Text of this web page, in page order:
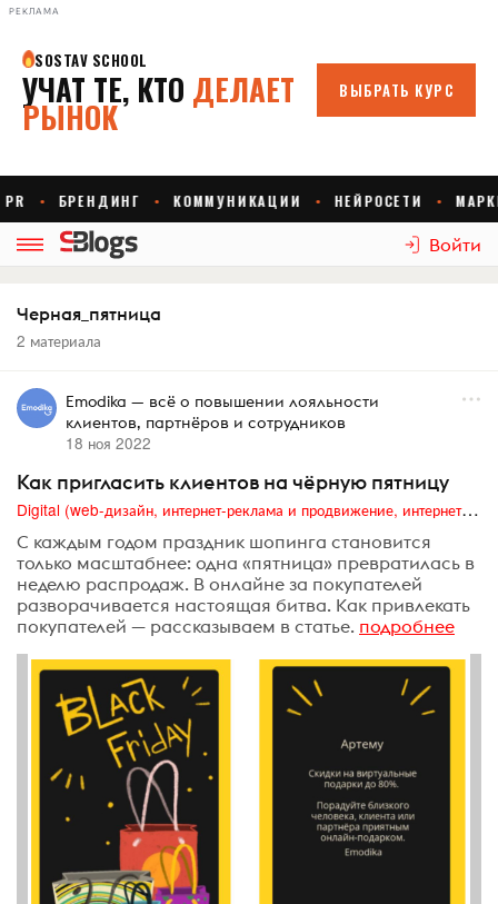
РЕКЛАМА
Войти
Черная_пятница
2 материала
Emodika — всё о повышении лояльности
клиентов, партнёров и сотрудников
18 ноя 2022
Как пригласить клиентов на чёрную пятницу
Digital (web-дизайн, интернет-реклама и продвижение, интернет-сообщества и блоги, интернет-коммуникации, мобильный маркетинг, реклама на цифровых экранах)
С каждым годом праздник шопинга становится
только масштабнее: одна «пятница» превратилась в
неделю распродаж. В онлайне за покупателей
разворачивается настоящая битва. Как привлекать
покупателей — рассказываем в статье. подробнее